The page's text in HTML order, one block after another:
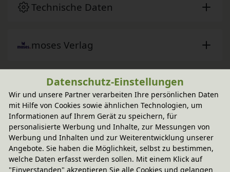
Technische Daten
moses Verlag
Sie haben Fragen?
Wird oft zusammen gekauft
-20% Code
Die schönsten Hüpfspiele in der Dose
Datenschutz-Einstellungen
Wir und unsere Partner verarbeiten Ihre persönlichen Daten
mit Hilfe von Cookies sowie ähnlichen Technologien, um
Informationen auf Ihrem Gerät zu speichern, für
personalisierte Werbung und Inhalte, zur Messungen von
Werbung und Inhalten und zur Weiterentwicklung unserer
Angebote. Sie haben die Möglichkeit, selbst zu bestimmen,
welche Daten erfasst werden sollen. Mit einem Klick auf
"Einverstanden" akzeptieren Sie alle Cookies und gelangen